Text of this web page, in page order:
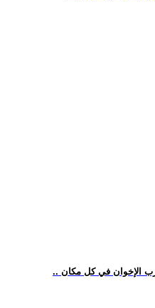
الإخوان في كل مكان